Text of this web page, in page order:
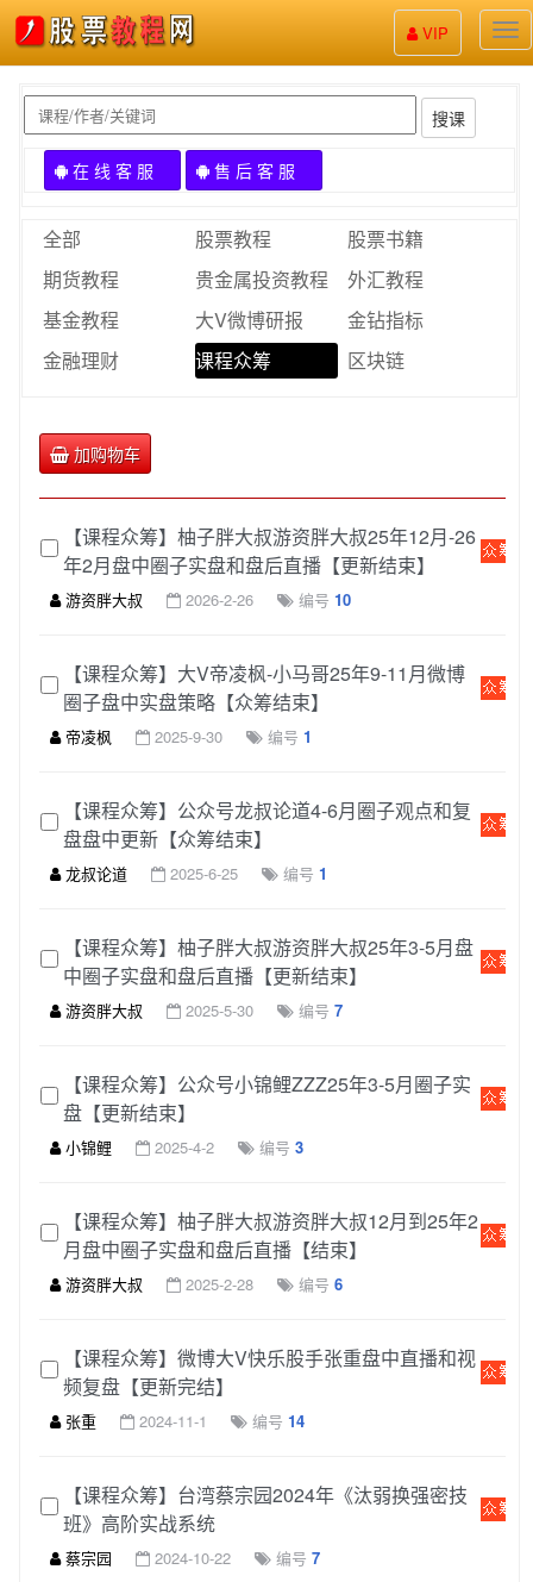
股
票
VIP
搜课
在 线 客 服 售 后 客 服
全部 股票教程
股票书籍
期货教程
贵金属投资教程
外汇教程
基金教程
大V微博研报
金钻指标
金融理财
课程众筹 区块链
加购物车
【课程众筹】柚子胖大叔游资胖大叔25年12月-26
年2月盘中圈子实盘和盘后直播【更新结束】
游资胖大叔 2026-2-26 编号 10
【课程众筹】大V帝凌枫-小马哥25年9-11月微博
圈子盘中实盘策略【众筹结束】
帝凌枫 2025-9-30 编号 1
【课程众筹】公众号龙叔论道4-6月圈子观点和复
盘盘中更新【众筹结束】
龙叔论道 2025-6-25 编号 1
【课程众筹】柚子胖大叔游资胖大叔25年3-5月盘
中圈子实盘和盘后直播【更新结束】
游资胖大叔 2025-5-30 编号 7
【课程众筹】公众号小锦鲤ZZZ25年3-5月圈子实
盘【更新结束】
小锦鲤 2025-4-2 编号 3
【课程众筹】柚子胖大叔游资胖大叔12月到25年2
月盘中圈子实盘和盘后直播【结束】
游资胖大叔 2025-2-28 编号 6
【课程众筹】微博大V快乐股手张重盘中直播和视
频复盘【更新完结】
张重 2024-11-1 编号 14
【课程众筹】台湾蔡宗园2024年《汰弱换强密技
班》高阶实战系统
蔡宗园 2024-10-22 编号 7